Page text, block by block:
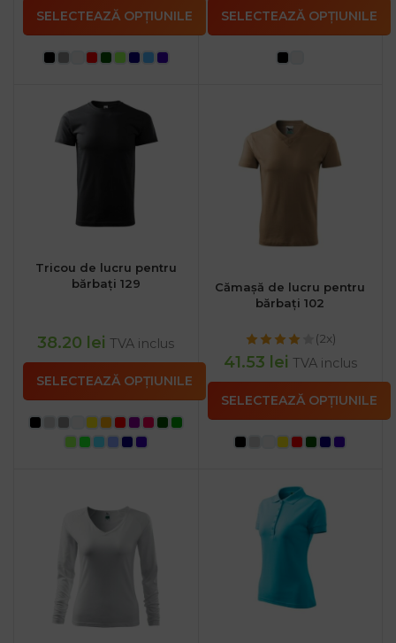
SELECTEAZĂ OPȚIUNILE SELECTEAZĂ OPȚIUNILE
Tricou de lucru pentru
bărbați 129
38.20 lei TVA inclus
SELECTEAZĂ OPȚIUNILE
Cămașă de lucru pentru
bărbați 102
(2x)
41.53 lei TVA inclus
SELECTEAZĂ OPȚIUNILE